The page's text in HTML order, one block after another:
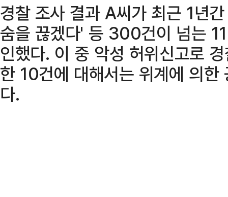
경찰 조사 결과 A씨가 최근 1년
숨을 끊겠다' 등 300건이 넘는
인했다. 이 중 악성 허위신고로
한 10건에 대해서는 위계에 의한
다.